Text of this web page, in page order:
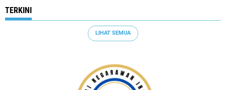
TERKINI
LIHAT SEMUA